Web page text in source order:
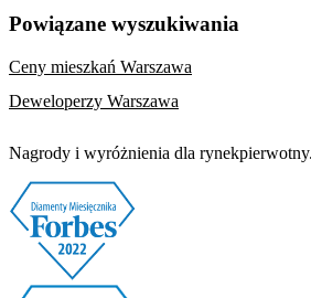
Powiązane wyszukiwania
Ceny mieszkań Warszawa
Deweloperzy Warszawa
Nagrody i wyróżnienia dla